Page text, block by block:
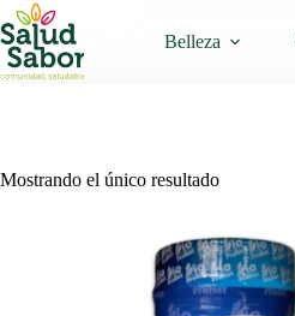
Saltar
al
contenido
Belleza
Mostrando el único resultado